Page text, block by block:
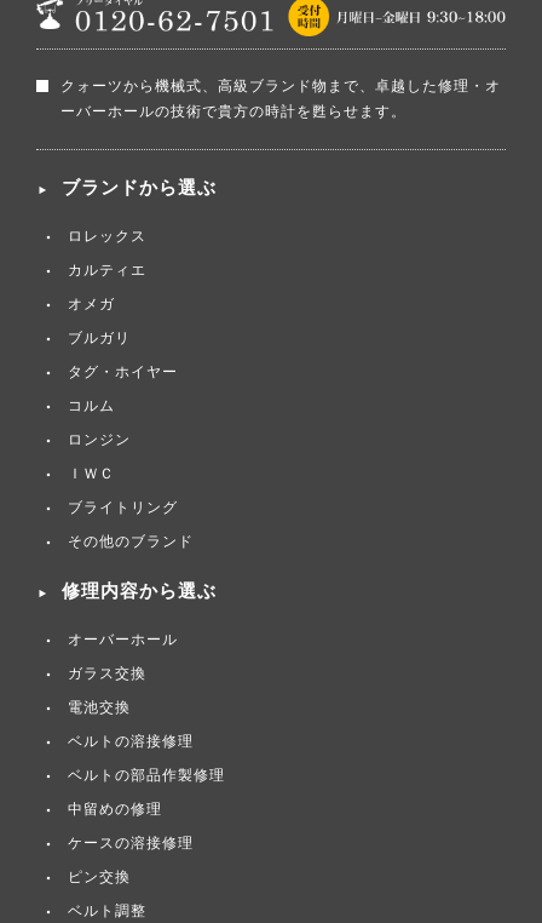
クォーツから機械式、高級ブランド物まで、卓越した修理・オ
ーバーホールの技術で貴方の時計を甦らせます。
ブランドから選ぶ
ロレックス
カルティエ
オメガ
ブルガリ
タグ・ホイヤー
コルム
ロンジン
ＩＷＣ
ブライトリング
その他のブランド
修理内容から選ぶ
オーバーホール
ガラス交換
電池交換
ベルトの溶接修理
ベルトの部品作製修理
中留めの修理
ケースの溶接修理
ピン交換
ベルト調整